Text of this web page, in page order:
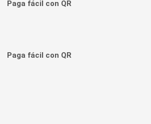
Paga fácil con QR
Paga fácil con QR